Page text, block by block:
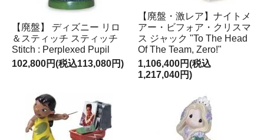
【廃盤】 ディズニー リロ
＆スティッチ スティッチ
Stitch : Perplexed Pupil
102,800円(税込113,080円)
【廃盤・激レア】ナイトメ
アー・ビフォア・クリスマ
ス ジャック "To The Head
Of The Team, Zero!"
1,106,400円(税込
1,217,040円)